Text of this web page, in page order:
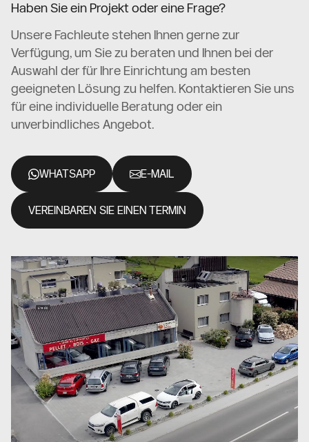
Haben Sie ein Projekt oder eine Frage?
Unsere Fachleute stehen Ihnen gerne zur
Verfügung, um Sie zu beraten und Ihnen bei der
Auswahl der für Ihre Einrichtung am besten
geeigneten Lösung zu helfen. Kontaktieren Sie uns
für eine individuelle Beratung oder ein
unverbindliches Angebot.
WHATSAPP E-MAIL
VEREINBAREN SIE EINEN TERMIN